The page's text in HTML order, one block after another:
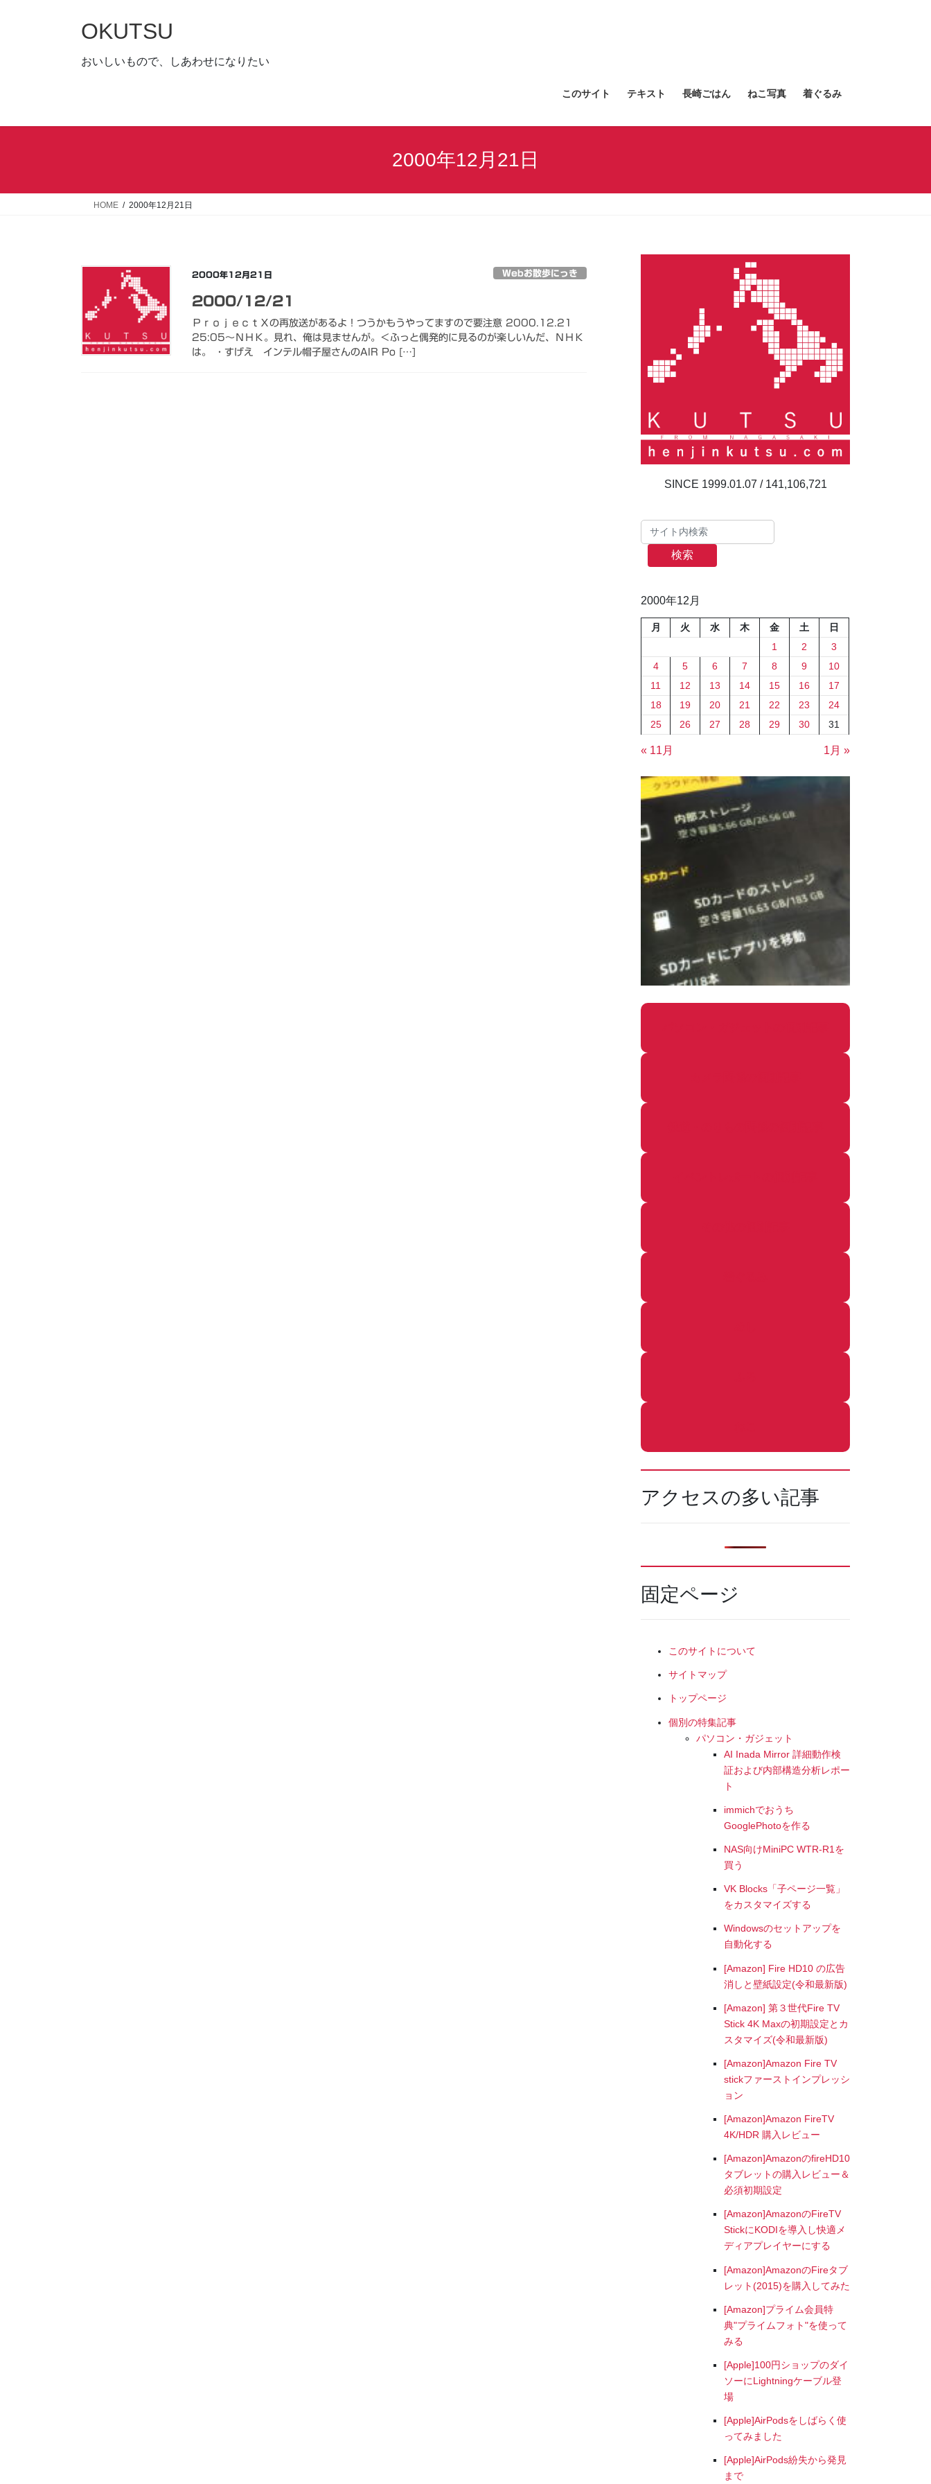
キ
に
OKUTSU
おいしいもので、しあわせになりたい
このサイト テキスト 長崎ごはん ねこ写真 着ぐるみ
2000年12月21日
HOME 2000年12月21日
2000年12月21日 Webお散歩にっき
2000/12/21
ＰｒｏｊｅｃｔＸの再放送があるよ！つうかもうやってますので要注意 2000.12.21
25:05～ＮＨＫ。見れ、俺は見ませんが。＜ふっと偶発的に見るのが楽しいんだ、ＮＨＫ
は。 ・すげえ インテル帽子屋さんのAIR Po […]
141,106,721
検索
2000年12月
月 火 水 木 金 土
日
1
2
3
4
5 6 7 8 9
10
11
12 13 14 15 16
17
18
19 20 21 22 23
24
25
26 27 28 29 30 31
« 11月 1月 »
アクセスの多い記事
固定ページ
このサイトについて
サイトマップ
トップページ
個別の特集記事
パソコン・ガジェット
AI Inada Mirror 詳細動作検
証および内部構造分析レポー
ト
immichでおうち
GooglePhotoを作る
NAS向けMiniPC WTR-R1を
買う
VK Blocks「子ページ一覧」
をカスタマイズする
Windowsのセットアップを
自動化する
[Amazon] Fire HD10 の広告
消しと壁紙設定(令和最新版)
[Amazon] 第３世代Fire TV
Stick 4K Maxの初期設定とカ
スタマイズ(令和最新版)
[Amazon]Amazon Fire TV
stickファーストインプレッシ
ョン
[Amazon]Amazon FireTV
4K/HDR 購入レビュー
[Amazon]AmazonのfireHD10
タブレットの購入レビュー＆
必須初期設定
[Amazon]AmazonのFireTV
StickにKODIを導入し快適メ
ディアプレイヤーにする
[Amazon]AmazonのFireタブ
レット(2015)を購入してみた
[Amazon]プライム会員特
典"プライムフォト"を使って
みる
[Apple]100円ショップのダイ
ソーにLightningケーブル登
場
[Apple]AirPodsをしばらく使
ってみました
[Apple]AirPods紛失から発見
まで